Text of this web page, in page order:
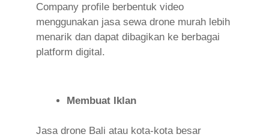
Company profile berbentuk video
menggunakan jasa sewa drone murah lebih
menarik dan dapat dibagikan ke berbagai
platform digital.
Membuat Iklan
Jasa drone Bali atau kota-kota besar